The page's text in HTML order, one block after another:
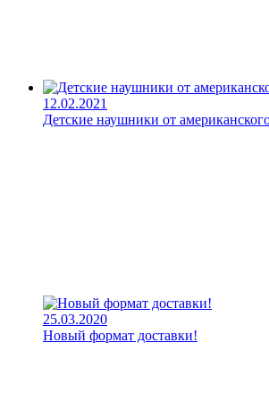
12.02.2021
Детские наушники от
25.03.2020
Новый формат доставки!